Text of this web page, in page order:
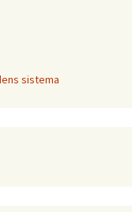
sistema